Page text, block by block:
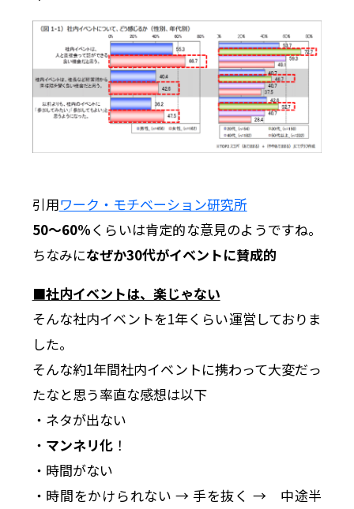
引用ワーク・モチベーション研究所
50〜60%くらいは肯定的な意見のようですね。
ちなみになぜか30代がイベントに賛成的
■社内イベントは、楽じゃない
そんな社内イベントを1年くらい運営しておりま
した。
そんな約1年間社内イベントに携わって大変だっ
たなと思う率直な感想は以下
・ネタが出ない
・ マンネリ化！
・時間がない
・時間をかけられない → 手を抜く → 中途半